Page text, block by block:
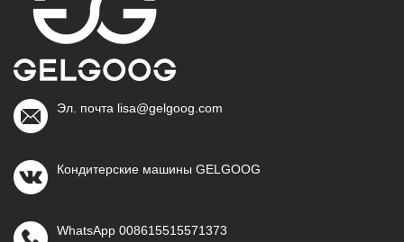
Эл. почта lisa@gelgoog.com
Кондитерские машины GELGOOG
WhatsApp 008615515571373